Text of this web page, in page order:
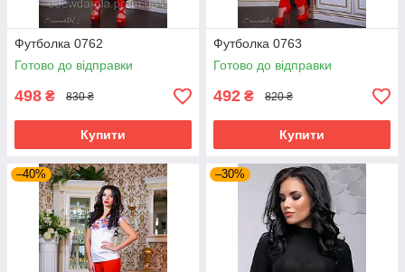
Футболка 0762
Готово до відправки
498 ₴ 830 ₴
Купити
Футболка 0763
Готово до відправки
492 ₴ 820 ₴
Купити
–40% –30%